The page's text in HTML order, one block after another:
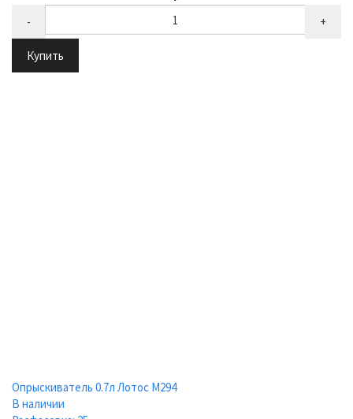
- +
Купить
Опрыскиватель 0.7л Лотос М294
В наличии